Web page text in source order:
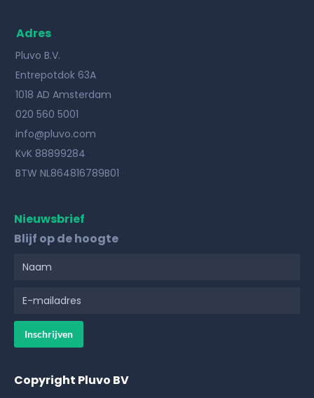
Adres
Pluvo B.V.
Entrepotdok 63A
1018 AD Amsterdam
020 560 5001
info@pluvo.com
KvK 88899284
BTW NL864816789B01
Nieuwsbrief
Blijf op de hoogte
Copyright Pluvo BV